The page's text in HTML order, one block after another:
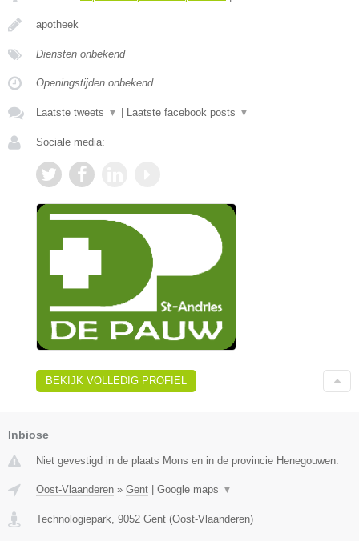
apotheek
Diensten onbekend
Openingstijden onbekend
Laatste tweets ▼ Laatste facebook posts ▼
Sociale media:
BEKIJK VOLLEDIG PROFIEL
Inbiose
Niet gevestigd in de plaats Mons en in de provincie Henegouwen.
Oost-Vlaanderen » Gent Google maps ▼
Technologiepark 9052 Gent (Oost-Vlaanderen)